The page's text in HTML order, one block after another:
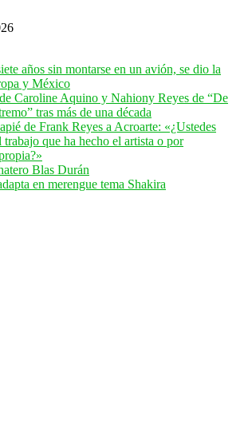
años sin montarse en un avión, se dio la
y México
Caroline Aquino y Nahiony Reyes de “De
tras más de una década
de Frank Reyes a Acroarte: «¿Ustedes
trabajo que ha hecho el artista o por
Blas Durán
en merengue tema Shakira